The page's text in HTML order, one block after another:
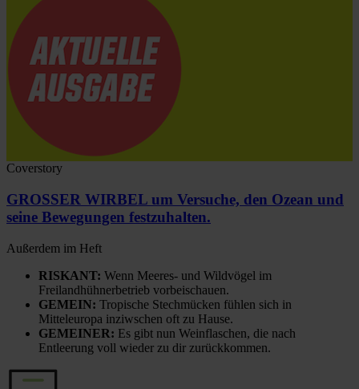
Coverstory
GROSSER WIRBEL um Versuche, den Ozean und
seine Bewegungen festzuhalten.
Außerdem im Heft
RISKANT: Wenn Meeres- und Wildvögel im
Freilandhühnerbetrieb vorbeischauen.
GEMEIN: Tropische Stechmücken fühlen sich in
Mitteleuropa inziwschen oft zu Hause.
GEMEINER: Es gibt nun Weinflaschen, die nach
Entleerung voll wieder zu dir zurückkommen.